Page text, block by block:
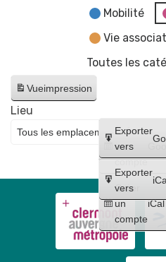
Mobilité
Vie
Toutes les
Vueimpression
Créer
un
compte
Créer
un
compte
iCal
Exporter
vers
Exporter
vers
Lieu